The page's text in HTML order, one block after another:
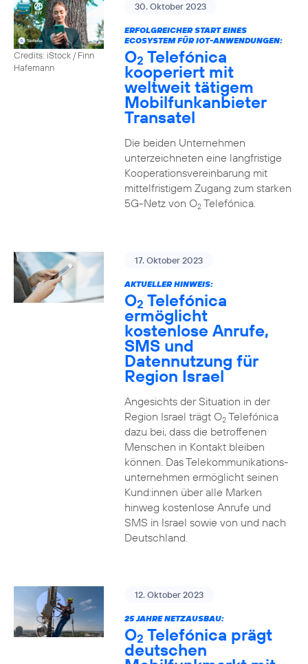
Credits: iStock / Finn
Hafemann
30. Oktober 2023
ERFOLGREICHER START EINES
ECOSYSTEM FÜR IOT-ANWENDUNGEN:
O2 Telefónica
kooperiert mit
weltweit tätigem
Mobilfunkanbieter
Transatel
Die beiden Unternehmen
unterzeichneten eine langfristige
Kooperationsvereinbarung mit
mittelfristigem Zugang zum starken
5G-Netz von O2Telefónica.
17. Oktober 2023
AKTUELLER HINWEIS:
O2 Telefónica
ermöglicht
kostenlose Anrufe,
SMS und
Datennutzung für
Region Israel
Angesichts der Situation in der
Region Israel trägt O2Telefónica
dazu bei, dass die betroffenen
Menschen in Kontakt bleiben
können. Das Telekommunikations­
unternehmen ermöglicht seinen
Kund:innen über alle Marken
hinweg kostenlose Anrufe und
SMS in Israel sowie von und nach
Deutschland.
12. Oktober 2023
25 JAHRE NETZAUSBAU:
O2 Telefónica prägt
deutschen